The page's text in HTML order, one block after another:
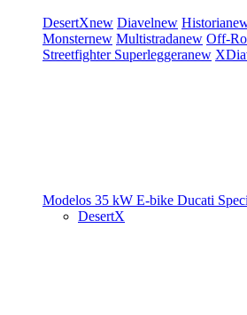
DesertXnew Diavelnew Historia
Monsternew Multistradanew Off-
Streetfighter Superleggeranew
Modelos 35 kW E-bike Ducati
DesertX